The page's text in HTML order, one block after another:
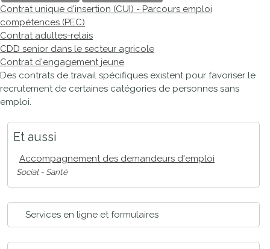
Contrat unique d'insertion (CUI) - Parcours emploi
compétences (PEC)
Contrat adultes-relais
CDD senior dans le secteur agricole
Contrat d'engagement jeune
Des contrats de travail spécifiques existent pour favoriser le
recrutement de certaines catégories de personnes sans
emploi.
Et aussi
Accompagnement des demandeurs d'emploi
Social - Santé
Services en ligne et formulaires